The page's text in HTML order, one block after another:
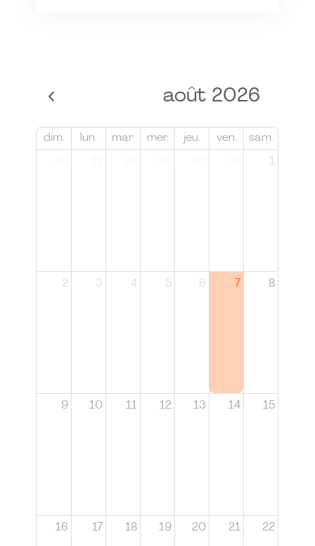
août 2026
dim. lun. mar. mer. jeu. ven. sam.
1
2 3 4 5 6 7 8
9 10 11 12 13 14 15
16 17 18 19 20 21 22